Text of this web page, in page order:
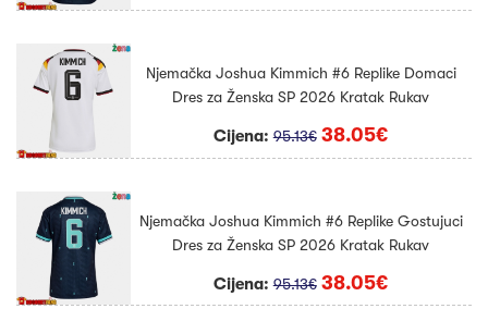
Njemačka Joshua Kimmich #6 Replike Domaci
Dres za Ženska SP 2026 Kratak Rukav
Cijena:95.13€ 38.05€
Njemačka Joshua Kimmich #6 Replike Gostujuci
Dres za Ženska SP 2026 Kratak Rukav
Cijena:95.13€ 38.05€